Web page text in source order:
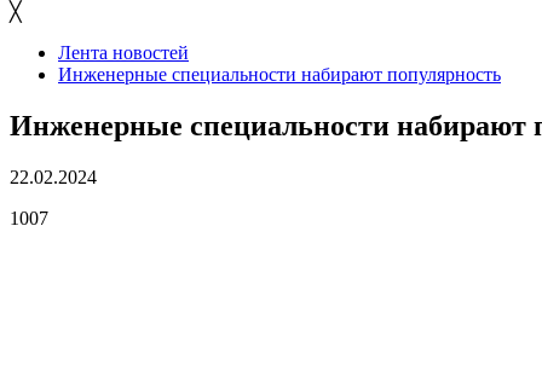
╳
Лента новостей
Инженерные специальности набирают популярность
Инженерные специальности набирают
22.02.2024
1007